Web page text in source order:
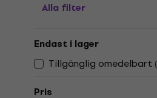
Alla filter
Endast i lager
Tillgänglig omedelbart (
Pris